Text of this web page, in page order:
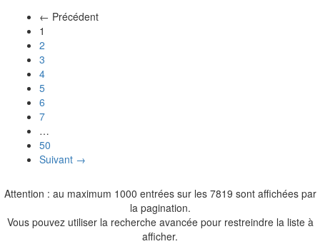
← Précédent
1
2
3
4
5
6
7
…
50
Suivant →
Attention : au maximum 1000 entrées sur les 7819 sont affichées par
la pagination.
Vous pouvez utiliser la recherche avancée pour restreindre la liste à
afficher.